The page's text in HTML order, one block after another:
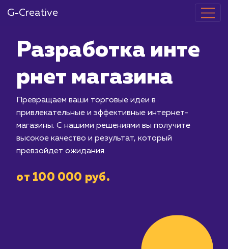
G-Creative
Разработка
рнет
Превращаем ваши торговые идеи в
привлекательные и эффективные
магазины. С нашими решениями вы